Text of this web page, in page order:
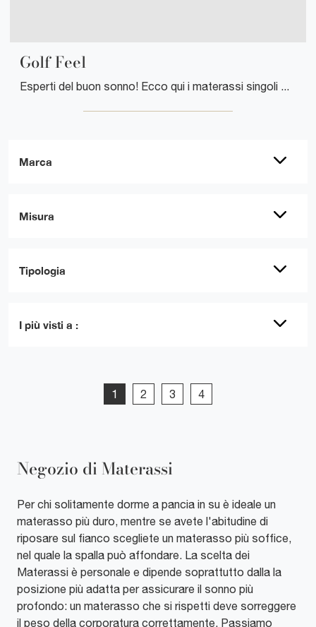
Marca
Misura
Tipologia
I più visti a :
Golf Feel
Esperti del buon sonno! Ecco qui i materassi singoli Soia di Manifattura Falomo: clicca e scopri di più sul modello Golf Feel.
1 2 3 4
Negozio di Materassi
Per chi solitamente dorme a pancia in su è ideale un
materasso più duro, mentre se avete l'abitudine di
riposare sul fianco scegliete un materasso più soffice,
nel quale la spalla può affondare. La scelta dei
Materassi è personale e dipende soprattutto dalla la
posizione più adatta per assicurare il sonno più
profondo: un materasso che si rispetti deve sorreggere
il peso della corporatura correttamente. Passiamo